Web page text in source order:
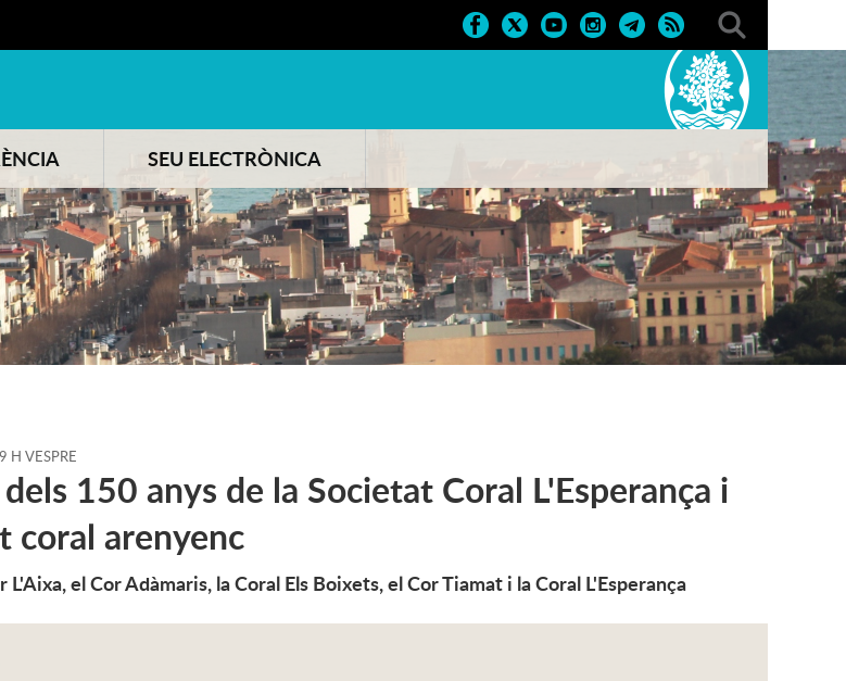
SEU ELECTRÒNICA
9 H VESPRE
150 anys de la Societat Coral L'Esperança i
coral arenyenc
el Cor Adàmaris, la Coral Els Boixets, el Cor Tiamat i la Coral L'Esperança